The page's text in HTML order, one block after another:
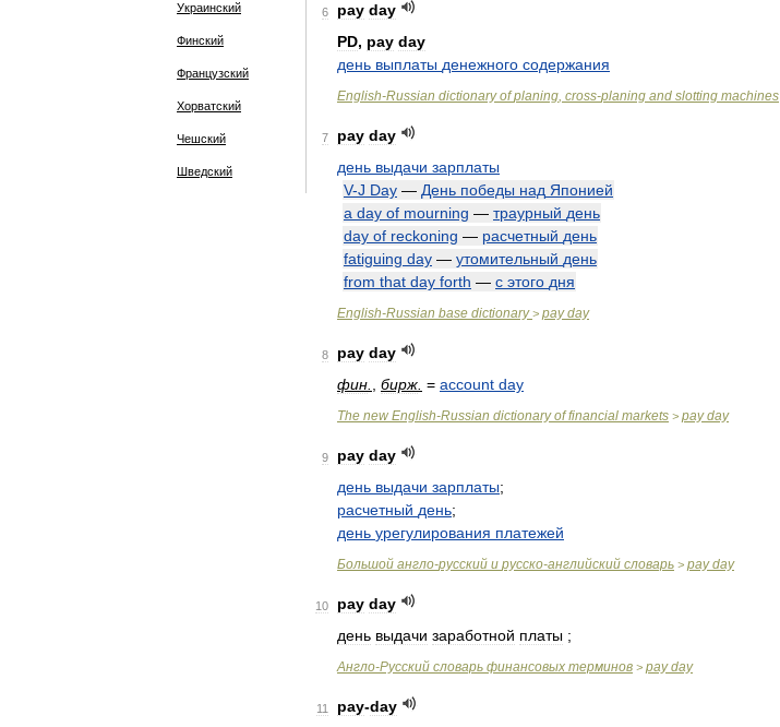
Украинский
Финский
Французский
Хорватский
Чешский
Шведский
6 pay day
PD, pay day
день выплаты денежного содержания
English-Russian dictionary of planing, cross-planing and slotting machines
7 pay day
день выдачи зарплаты
V-J Day — День победы над Японией
a day of mourning — траурный день
day of reckoning — расчетный день
fatiguing day — утомительный день
from that day forth — с этого дня
English-Russian base dictionary > pay day
8 pay day
фин
бирж = account day
The new English-Russian dictionary of financial markets > pay day
9 pay day
день выдачи зарплаты;
расчетный день;
день урегулирования платежей
Большой англо-русский и русско-английский словарь > pay day
10 pay day
день выдачи заработной платы ;
Англо-Русский словарь финансовых терминов > pay day
11 pay-day